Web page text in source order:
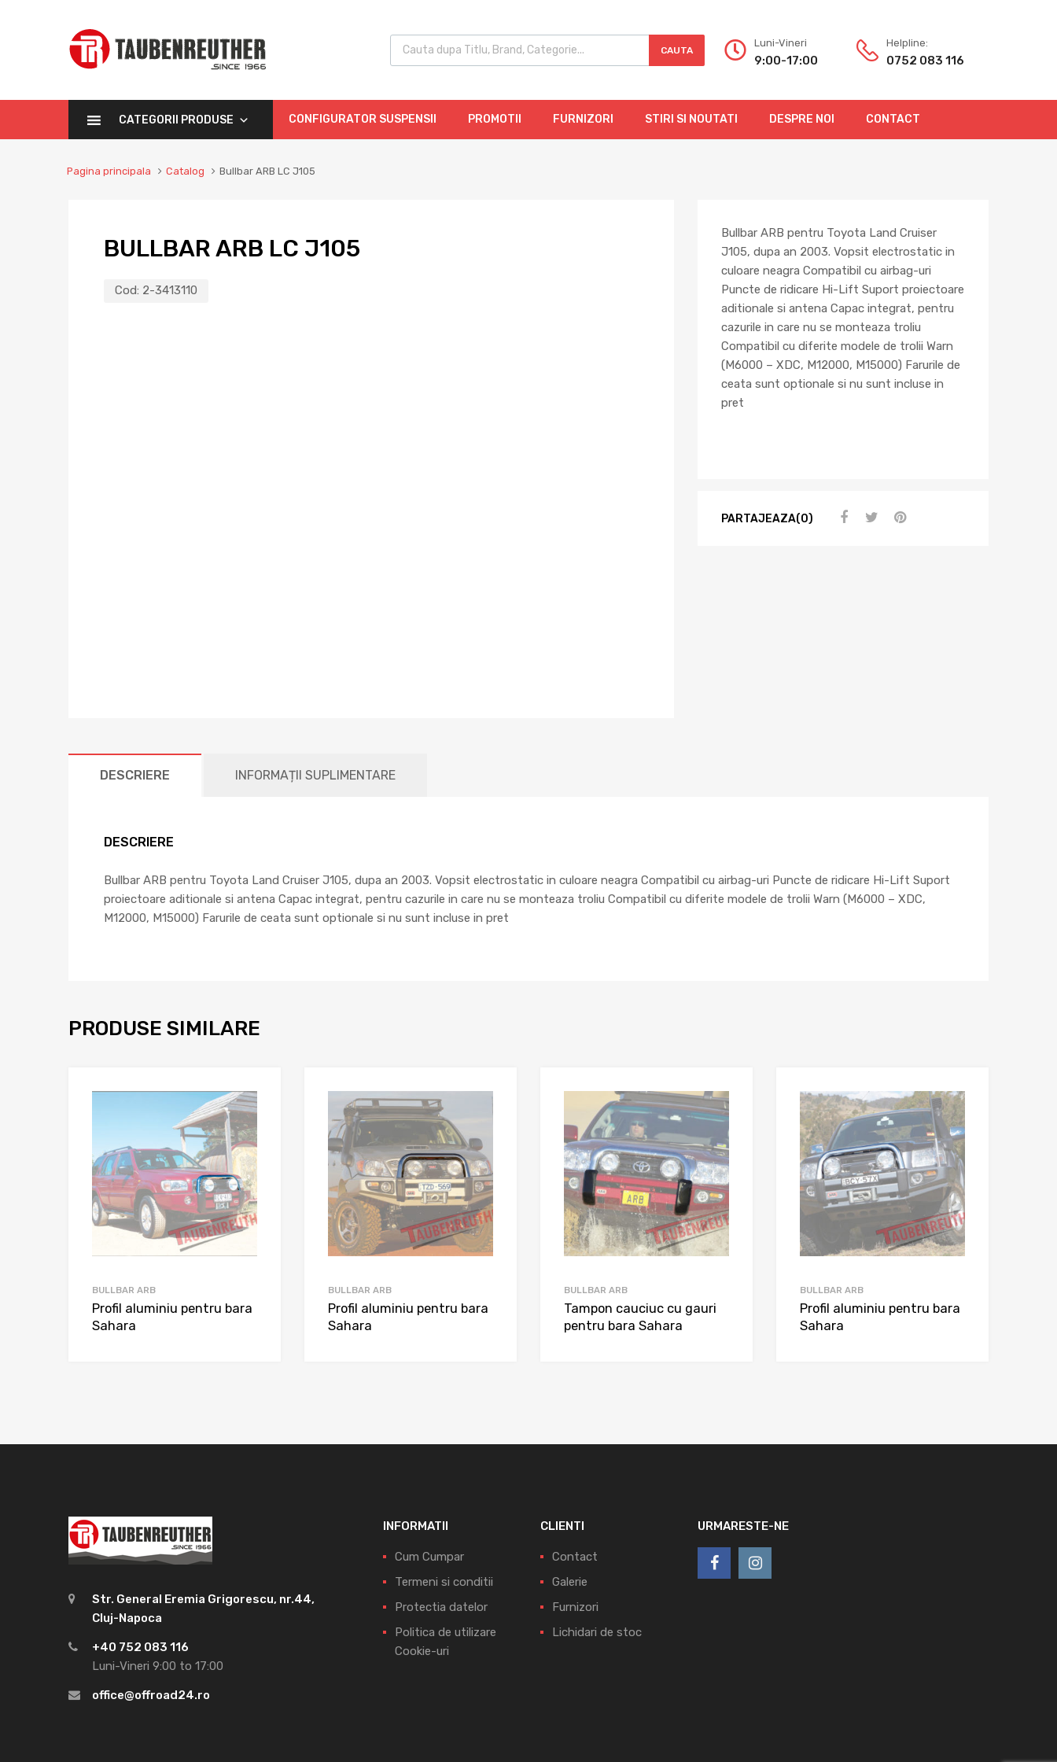
CAUTA
Luni-Vineri
9:00-17:00
Helpline:
0752 083 116
CATEGORII PRODUSE CONFIGURATOR SUSPENSII PROMOTII FURNIZORI STIRI SI NOUTATI DESPRE NOI CONTACT
Pagina principala Catalog Bullbar ARB LC J105
BULLBAR ARB LC J105
Cod: 2-3413110
Bullbar ARB pentru Toyota Land Cruiser
J105, dupa an 2003. Vopsit electrostatic in
culoare neagra Compatibil cu airbag-uri
Puncte de ridicare Hi-Lift Suport proiectoare
aditionale si antena Capac integrat, pentru
cazurile in care nu se monteaza troliu
Compatibil cu diferite modele de trolii Warn
(M6000 – XDC, M12000, M15000) Farurile de
ceata sunt optionale si nu sunt incluse in
pret
PARTAJEAZA(0)
DESCRIERE INFORMAȚII SUPLIMENTARE
DESCRIERE
Bullbar ARB pentru Toyota Land Cruiser J105, dupa an 2003. Vopsit electrostatic in culoare neagra Compatibil cu airbag-uri Puncte de ridicare Hi-Lift Suport
proiectoare aditionale si antena Capac integrat, pentru cazurile in care nu se monteaza troliu Compatibil cu diferite modele de trolii Warn (M6000 – XDC,
M12000, M15000) Farurile de ceata sunt optionale si nu sunt incluse in pret
PRODUSE SIMILARE
BULLBAR ARB
Profil aluminiu pentru bara
Sahara
BULLBAR ARB
Profil aluminiu pentru bara
Sahara
BULLBAR ARB
Tampon cauciuc cu gauri
pentru bara Sahara
BULLBAR ARB
Profil aluminiu pentru bara
Sahara
Str. General Eremia Grigorescu, nr.44,
Cluj-Napoca
+40 752 083 116
Luni-Vineri 9:00 to 17:00
office@offroad24.ro
INFORMATII
Cum Cumpar
Termeni si conditii
Protectia datelor
Politica de utilizare
Cookie-uri
CLIENTI
Contact
Galerie
Furnizori
Lichidari de stoc
URMARESTE-NE